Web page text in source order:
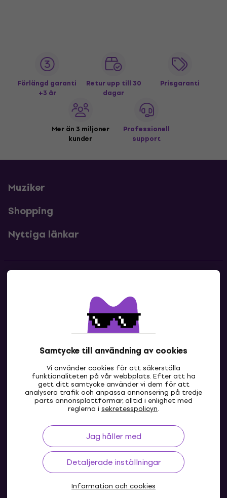
Samtycke till användning av cookies
Vi använder cookies för att säkerställa
funktionaliteten på vår webbplats. Efter att ha
gett ditt samtycke använder vi dem för att
analysera trafik och anpassa annonsering på tredje
parts annonsplattformar, alltid i enlighet med
reglerna i sekretesspolicyn.
Jag håller med
Detaljerade inställningar
Information och cookies
Förlängd garanti
+3 år
Retur upp till 30
dagar
Prisgaranti
Mer än 3 miljoner
kunder
Professionell
support
Muziker
Shopping
Nyttiga länkar
Kontakta oss
SE